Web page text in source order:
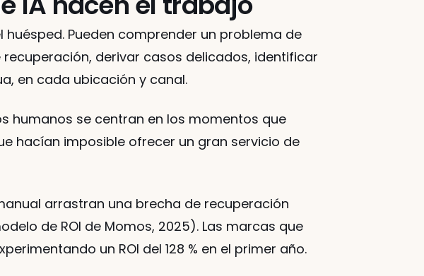
Pueden comprender un problema de
derivar casos delicados, identificar
en cada ubicación y canal.
humanos se centran en los momentos que
hacían imposible ofrecer un gran servicio de
arrastran una brecha de recuperación
de ROI de Momos, 2025). Las marcas que
un ROI del 128 % en el primer año.